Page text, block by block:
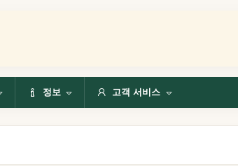
정보 고객 서비스